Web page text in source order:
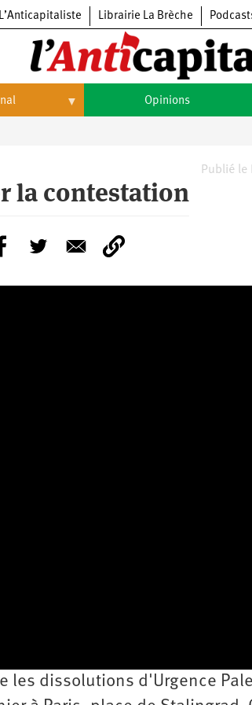
L’Anticapitaliste Librairie La Brèche
Opinions
Publié le
la contestation
les dissolutions d'Urgence